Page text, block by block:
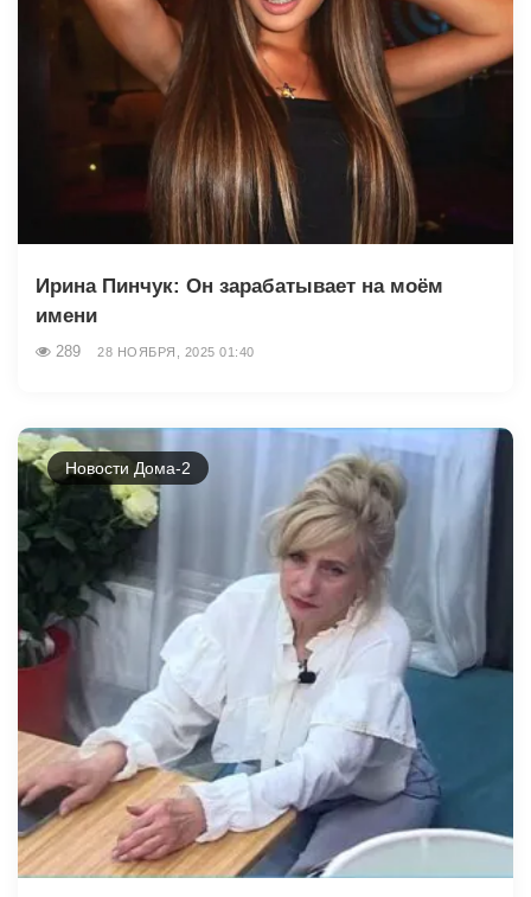
Ирина Пинчук: Он зарабатывает на моём
имени
289 28 НОЯБРЯ, 2025 01:40
Новости Дома-2